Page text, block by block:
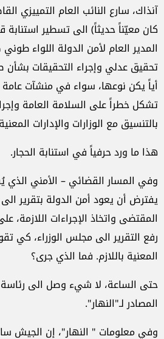
آنذاك، سارع النائب العام التمييزي
كان معيّناً حديثاً) الى تسطير
المدير العام لأمن الدولة اللواء
تحقيق عدلي وإجراء التحقيقات
أياً يكن نوعها، سواء في منشآت
تشكل خطراً على السلامة العامة
بالتنسيق مع الوزارات والإدارات
هذا ما ورد حرفياً في استنابة الحجار.
وفي المسار القضائي – الأمني الذي
يفترض أن يعود أمن الدولة بتقرير الى
المقتضى واتخاذ الإجراءات اللازمة،
رفع التقرير الى مجلس الوزراء، كي
المعنية باللازم. فما الذي جرى؟
حتى الساعة، لا شيء وصل الى
المصادر لـ"النهار".
وفي معلومات " النهار"، إن الجيش